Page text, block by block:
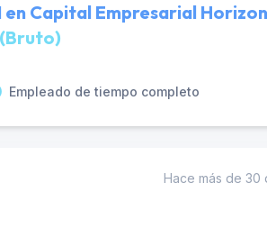
Capital Empresarial
Empleado de tiempo completo
Hace más de 30